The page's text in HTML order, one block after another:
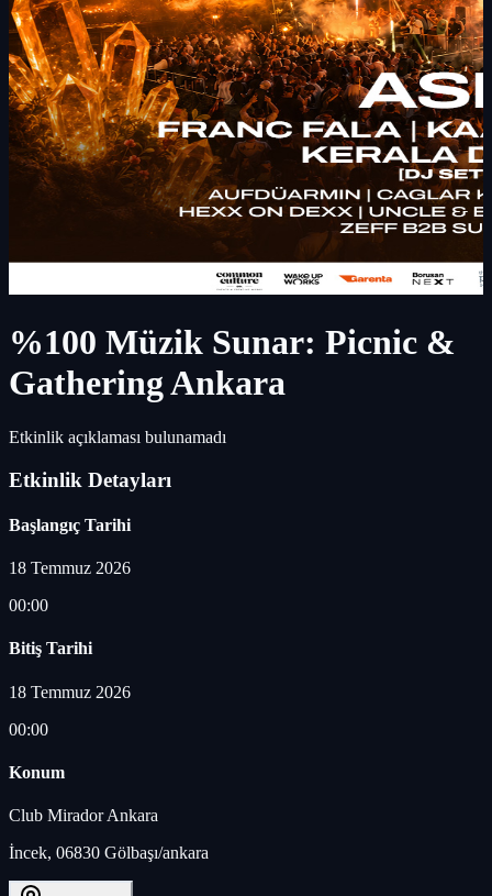
%100 Müzik Sunar: Picnic &
Gathering Ankara
Etkinlik açıklaması bulunamadı
Etkinlik Detayları
Başlangıç Tarihi
18 Temmuz 2026
00:00
Bitiş Tarihi
18 Temmuz 2026
00:00
Konum
Club Mirador Ankara
İncek, 06830 Gölbaşı/ankara